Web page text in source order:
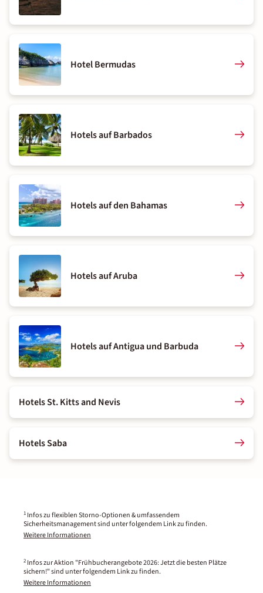
Hotel Bermudas
Hotels auf Barbados
Hotels auf den Bahamas
Hotels auf Aruba
Hotels auf Antigua und Barbuda
Hotels St. Kitts and Nevis
Hotels Saba
1 Infos zu flexiblen Storno-Optionen & umfassendem
Sicherheitsmanagement sind unter folgendem Link zu finden.
Weitere Informationen
2 Infos zur Aktion "Frühbucherangebote 2026: Jetzt die besten Plätze
sichern!" sind unter folgendem Link zu finden.
Weitere Informationen